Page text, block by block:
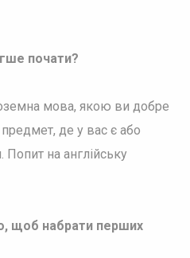
почати?
мова, якою ви добре
де у вас є або
Попит на англійську
щоб набрати перших